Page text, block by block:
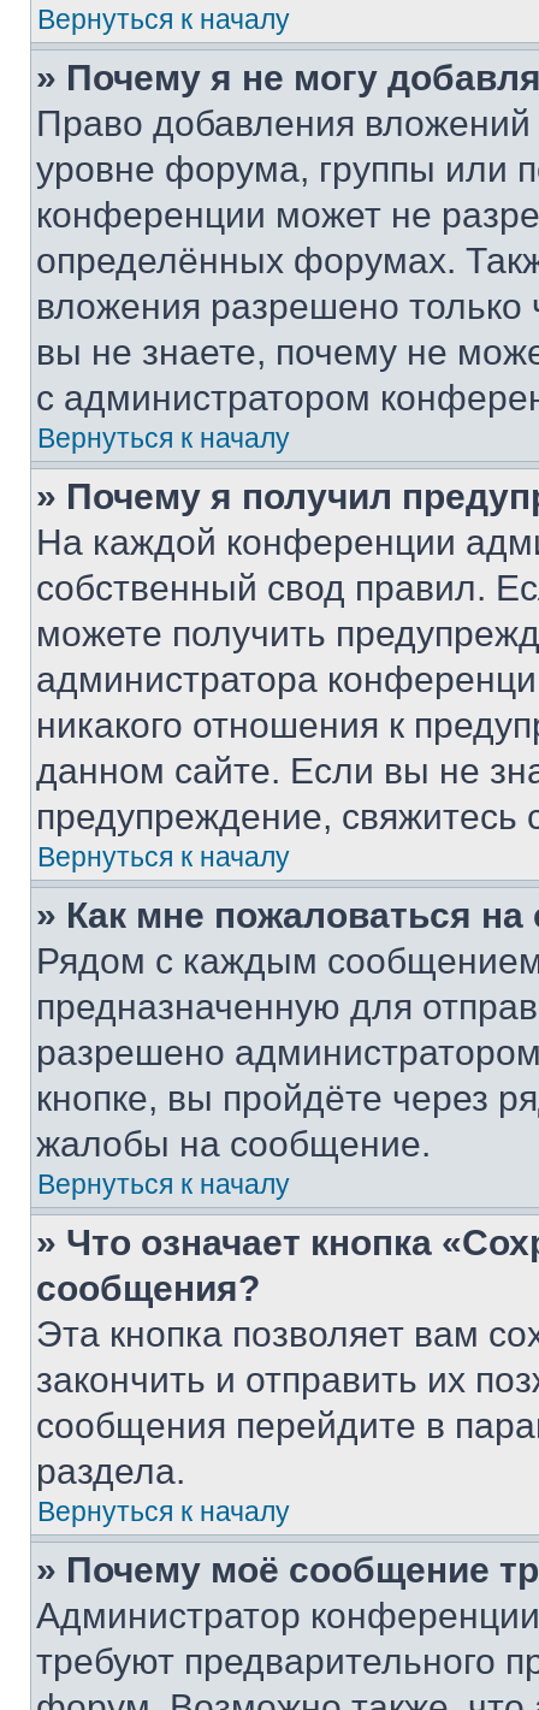
Вернуться к началу
» Почему я не могу
Право добавления
уровне форума, группы или
конференции может не
определённых форумах.
вложения разрешено
вы не знаете, почему не
с администратором
Вернуться к началу
» Почему я получил
На каждой конференции
собственный свод правил.
можете получить
администратора
никакого отношения к
данном сайте. Если вы не
предупреждение,
Вернуться к началу
» Как мне пожаловаться
Рядом с каждым сообщением
предназначенную для
разрешено
кнопке, вы пройдёте через
жалобы на сообщение.
Вернуться к началу
» Что означает кнопка
сообщения?
Эта кнопка позволяет вам
закончить и отправить их
сообщения перейдите в
раздела.
Вернуться к началу
» Почему моё сообщение
Администратор
требуют предварительного